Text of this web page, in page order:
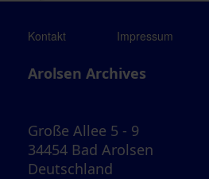
Kontakt Impressum
Arolsen Archives
Große Allee 5 - 9
34454 Bad Arolsen
Deutschland